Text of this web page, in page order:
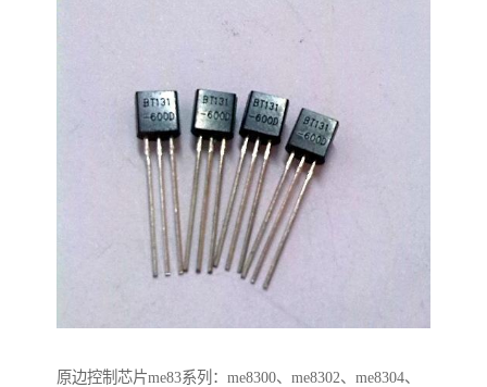
原边控制芯片me83系列：me8300、me8302、me8304、